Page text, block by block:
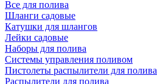
Все для полива
Шланги садовые
Катушки для шлангов
Лейки садовые
Наборы для полива
Системы управления поливом
Пистолеты распылители для полива
Распылители для полива